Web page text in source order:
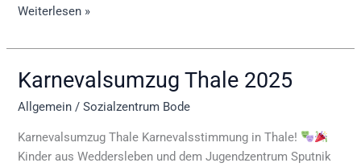
Weiterlesen »
Karnevalsumzug Thale 2025
Allgemein /Sozialzentrum Bode
Karnevalsumzug Thale Karnevalsstimmung in Thale!
Kinder aus Weddersleben und dem Jugendzentrum Sputnik
Karnevalsumzug
2025